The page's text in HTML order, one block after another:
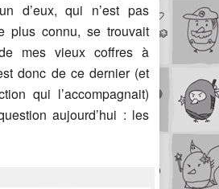
d’eux, qui n’est pas
plus connu, se trouvait
mes vieux coffres à
donc de ce dernier (et
qui l’accompagnait)
aujourd’hui : les